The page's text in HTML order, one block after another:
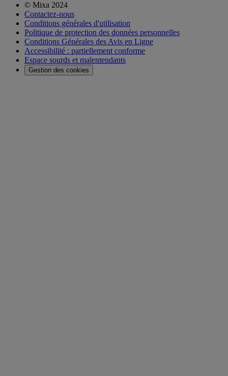
© Mixa 2024
Contactez-nous
Conditions générales d'utilisation
Politique de protection des données personnelles
Conditions Générales des Avis en Ligne
Accessibilité : partiellement conforme
Espace sourds et malentendants
Gestion des cookies